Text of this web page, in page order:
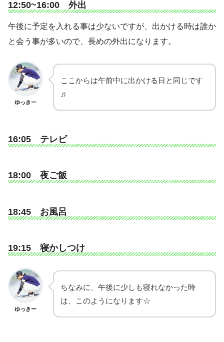
12:50~16:00 外出
午後に予定を入れる事は少ないですが、出かける時は誰か
と会う事が多いので、長めの外出になります。
ゆっきー
ここからは午前中に出かける日と同じです
♬
16:05 テレビ
18:00 夜ご飯
18:45 お風呂
19:15 寝かしつけ
ゆっきー
ちなみに、午後に少しも寝れなかった時
は、このようになります☆